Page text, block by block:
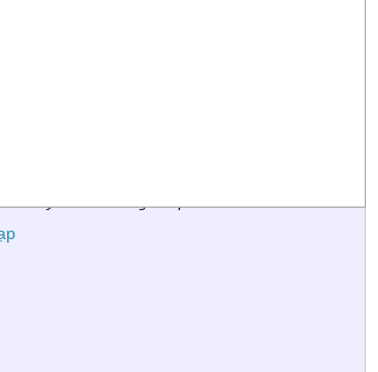
thay đổi mà không cần phải báo trước